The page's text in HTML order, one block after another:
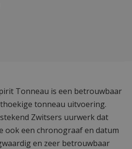
Tonneau is een betrouwbaar
tonneau uitvoering.
Zwitsers uurwerk dat
ook een chronograaf en datum
en zeer betrouwbaar